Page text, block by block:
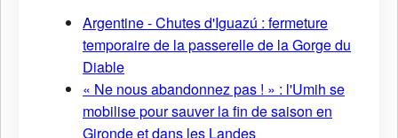
Argentine - Chutes d'Iguazú : fermeture
temporaire de la passerelle de la Gorge du
Diable
« Ne nous abandonnez pas ! » : l'Umih se
mobilise pour sauver la fin de saison en
Gironde et dans les Landes